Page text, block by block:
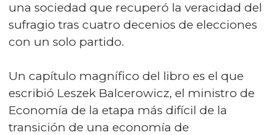
una sociedad que recuperó la veracidad del
sufragio tras cuatro decenios de elecciones
con un solo partido.
Un capítulo magnífico del libro es el que
escribió Leszek Balcerowicz, el ministro de
Economía de la etapa más difícil de la
transición de una economía de